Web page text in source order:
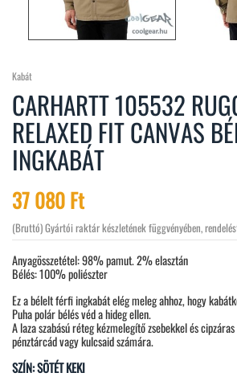
Kabát
CARHARTT 105532
RELAXED FIT CANVAS
INGKABÁT
37 080 Ft
(Bruttó)Gyártói raktár készletének függvényében,
Anyagösszetétel: 98% pamut. 2% elasztán
Bélés: 100% poliészter
Ez a bélelt férfi ingkabát elég meleg ahhoz, hogy
Puha polár bélés véd a hideg ellen.
A laza szabású réteg kézmelegítő zsebekkel és
pénztárcád vagy kulcsaid számára.
SZÍN: SÖTÉT KEKI